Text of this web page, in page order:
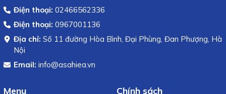
Điện thoại: 02466562336
Điện thoại: 0967001136
Địa chỉ: Số 11 đường Hòa Bình, Đại Phùng, Đan Phượng, Hà
Nội
Email: info@asahiea.vn
Menu Chính sách